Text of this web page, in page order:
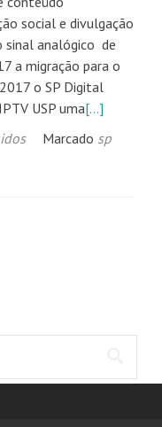
social e divulgação
analógico de
a migração para o
o SP Digital
USP uma[…]
Marcado sp